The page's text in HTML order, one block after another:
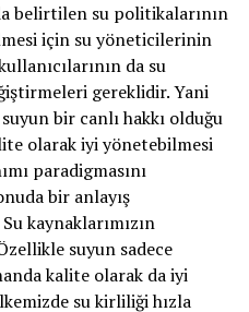
belirtilen su politikalarının
için su yöneticilerinin
da su
gereklidir. Yani
bir canlı hakkı olduğu
olarak iyi yönetebilmesi
paradigmasını
bir anlayış
kaynaklarımızın
suyun sadece
kalite olarak da iyi
su kirliliği hızla